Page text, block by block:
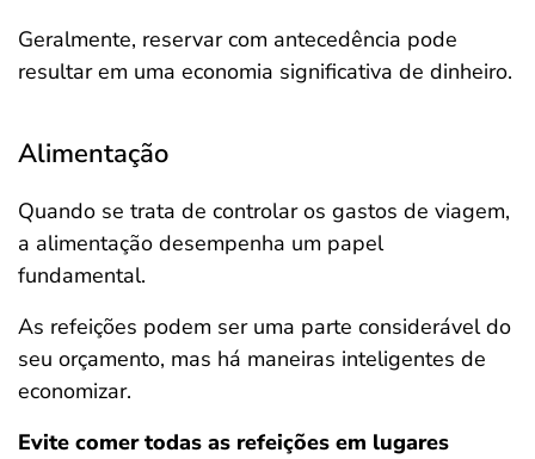
Geralmente, reservar com antecedência pode
resultar em uma economia significativa de dinheiro.
Alimentação
Quando se trata de controlar os gastos de viagem,
a alimentação desempenha um papel
fundamental.
As refeições podem ser uma parte considerável do
seu orçamento, mas há maneiras inteligentes de
economizar.
Evite comer todas as refeições em lugares